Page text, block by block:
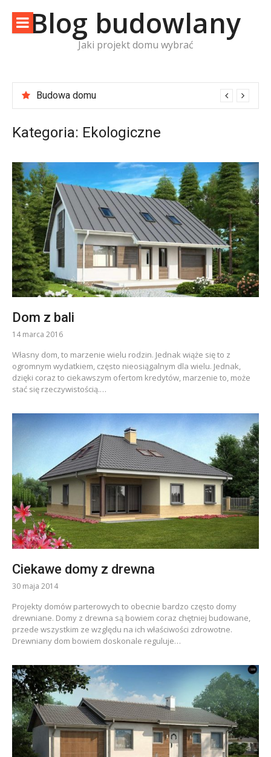
contentBlog budowlany
Jaki projekt domu wybrać
Budowa domu
Usługi biura Z500
Kategoria: Ekologiczne
Dom z bali
14 marca 2016
Własny dom, to marzenie wielu rodzin. Jednak wiąże się to z
ogromnym wydatkiem, często nieosiągalnym dla wielu. Jednak,
dzięki coraz to ciekawszym ofertom kredytów, marzenie to, może
stać się rzeczywistością.…
Ciekawe domy z drewna
30 maja 2014
Projekty domów parterowych to obecnie bardzo często domy
drewniane. Domy z drewna są bowiem coraz chętniej budowane,
przede wszystkim ze względu na ich właściwości zdrowotne.
Drewniany dom bowiem doskonale reguluje…